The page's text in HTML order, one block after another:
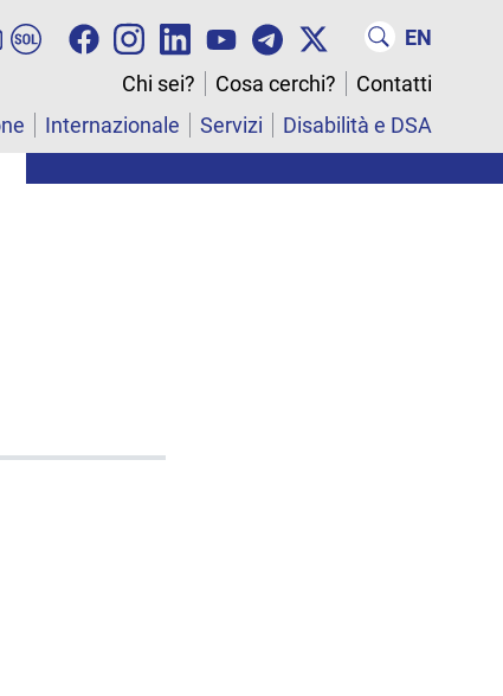
EN
Chi sei?
Cosa cerchi?
Contatti
Internazionale Servizi Disabilità e DSA